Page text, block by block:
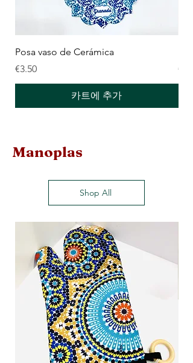
Posa vaso de Cerámica
가격
€3.50
카트에 추가
가격
Manoplas
Shop All